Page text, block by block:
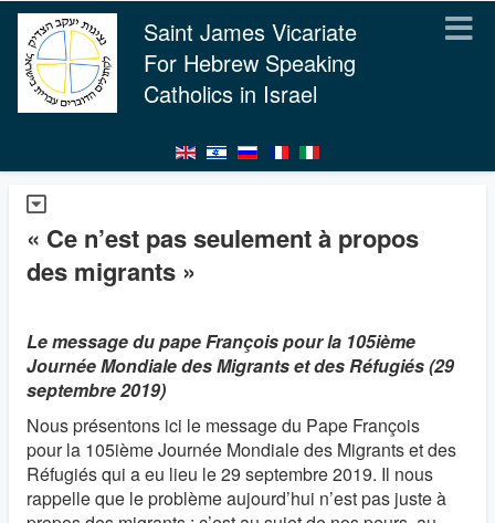
Saint James Vicariate
For Hebrew Speaking
Catholics in Israel
« Ce n’est pas seulement à propos
des migrants »
Le message du pape François pour la 105ième
Journée Mondiale des Migrants et des Réfugiés (29
septembre 2019)
Nous présentons ici le message du Pape François
pour la 105ième Journée Mondiale des Migrants et des
Réfugiés qui a eu lieu le 29 septembre 2019. Il nous
rappelle que le problème aujourd’hui n’est pas juste à